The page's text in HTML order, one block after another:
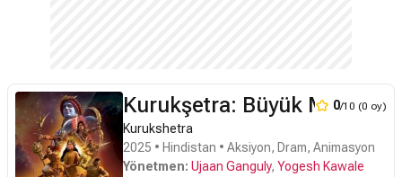
Kurukşetra: Büyük 0/10 (0 oy)
Kurukshetra
2025 • Hindistan • Aksiyon, Dram, Animasyon
Yönetmen: Ujaan Ganguly, Yogesh Kawale